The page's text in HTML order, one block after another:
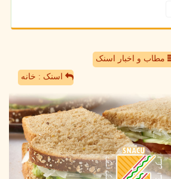
مطاب و اخبار اسنک
اسنک : خانه